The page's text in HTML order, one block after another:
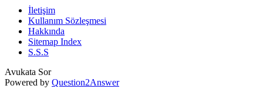
İletişim
Kullanım Sözleşmesi
Hakkında
Sitemap Index
S.S.S
Avukata Sor
Powered by Question2Answer